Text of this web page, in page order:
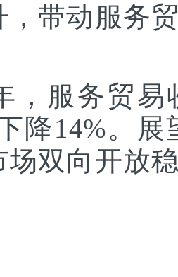
，带动服务
服务贸易
降14%。
场双向开放